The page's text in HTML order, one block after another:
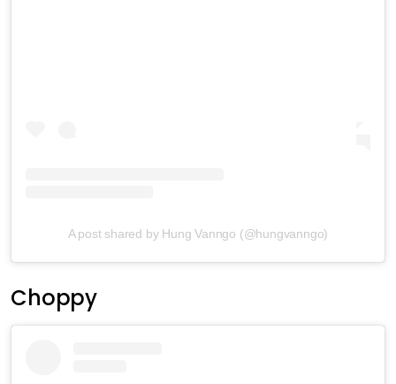
A post shared by Hung Vanngo (@hungvanngo)
Choppy